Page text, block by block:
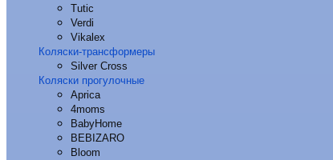
Tutic
Verdi
Vikalex
Коляски-трансформеры
Silver Cross
Коляски прогулочные
Aprica
4moms
BabyHome
BEBIZARO
Bloom